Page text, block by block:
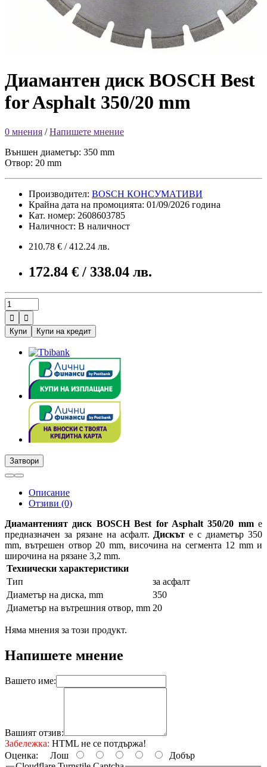
Диамантен диск BOSCH Best
for Asphalt 350/20 mm
0 мнения /Напишете мнение
Външен диаметър: 350 mm
Отвор: 20 mm
Производител: BOSCH КОНСУМАТИВИ
Крайна дата на промоцията: 01/09/2026 година
Кат. номер: 2608603785
Наличност: В наличност
210.78 € / 412.24 лв.
172.84 € / 338.04 лв.


Купи
Купи на кредит
Затвори
Описание
Отзиви (0)
Диамантеният диск BOSCH Best for Asphalt350/20 mmе
предназначен за рязане на асфалт. Дискът е с диаметър 350
mm, вътрешен отвор 20 mm, височина на сегмента 12 mm и
широчина на рязане 3,2 mm.
Технически характеристики
Тип
за асфалт
Диаметър на диска, mm
350
Диаметър на вътрешния отвор, mm 20
Няма мнения за този продукт.
Напишете мнение
Вашето име:
Вашият отзив:
Забележка: HTML не се потдържа!
Оценка: Лош
Добър